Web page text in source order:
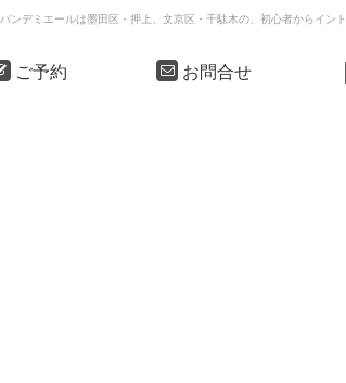
バンデミエールは墨田区・押上、文京区・千駄木の、初心者からイン
ご予約 お問合せ